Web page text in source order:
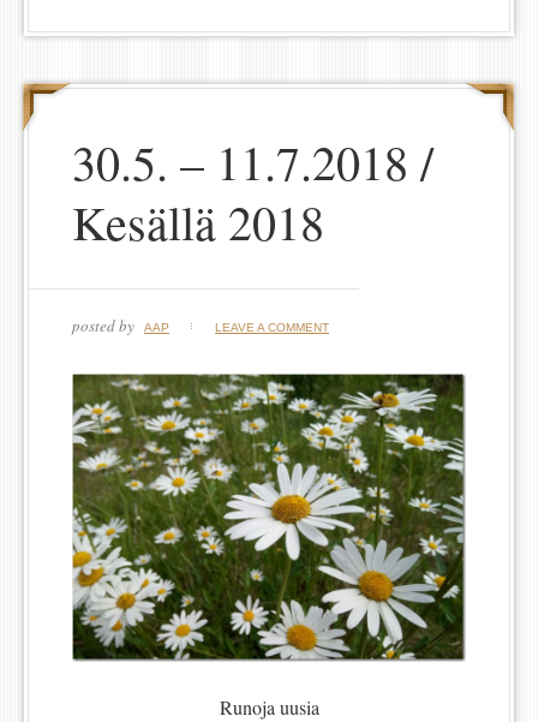
30.5. – 11.7.2018 /
Kesällä 2018
posted by AAP LEAVE A COMMENT
Runoja uusia